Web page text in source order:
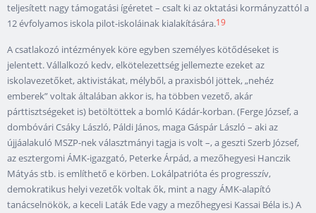
teljesített nagy támogatási ígéretet – csalt ki az oktatási kormányzattól a
12 évfolyamos iskola pilot-iskoláinak kialakítására.19
A csatlakozó intézmények köre egyben személyes kötődéseket is
jelentett. Vállalkozó kedv, elkötelezettség jellemezte ezeket az
iskolavezetőket, aktivistákat, mélyből, a praxisból jöttek, „nehéz
emberek” voltak általában akkor is, ha többen vezető, akár
párttisztségeket is) betöltöttek a bomló Kádár-korban. (Ferge József, a
dombóvári Csáky László, Páldi János, maga Gáspár László – aki az
újjáalakuló MSZP-nek választmányi tagja is volt –, a geszti Szerb József,
az esztergomi ÁMK-igazgató, Peterke Árpád, a mezőhegyesi Hanczik
Mátyás stb. is említhető e körben. Lokálpatrióta és progresszív,
demokratikus helyi vezetők voltak ők, mint a nagy ÁMK-alapító
tanácselnökök, a keceli Laták Ede vagy a mezőhegyesi Kassai Béla is.) A